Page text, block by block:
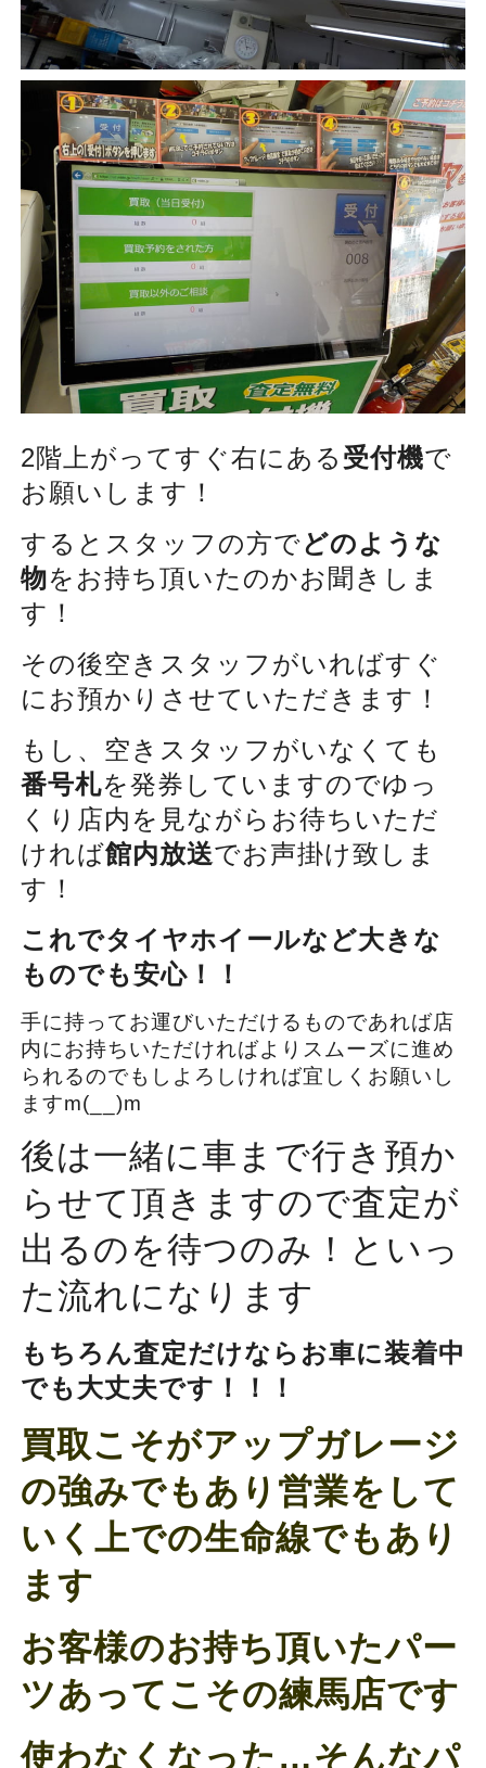
2階上がってすぐ右にある 受付機で
お願いします！
するとスタッフの方でどのような
物をお持ち頂いたのかお聞きしま
す！
その後空きスタッフがいればすぐ
にお預かりさせていただきます！
もし、空きスタッフがいなくても
番号札を発券していますのでゆっ
くり店内を見ながらお待ちいただ
ければ館内放送でお声掛け致しま
す！
これでタイヤホイールなど大きな
ものでも安心！！
手に持ってお運びいただけるものであれば店
内にお持ちいただければよりスムーズに進め
られるのでもしよろしければ宜しくお願いし
ますm(__)m
後は一緒に車まで行き預か
らせて頂きますので査定が
出るのを待つのみ！といっ
た流れになります
もちろん査定だけならお車に装着中
でも大丈夫です！！！
買取こそがアップガレージ
の強みでもあり営業をして
いく上での生命線でもあり
ます
お客様のお持ち頂いたパー
ツあってこその練馬店です
使わなくなった…そんなパ